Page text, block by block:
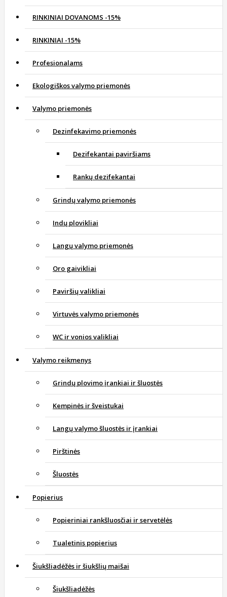
RINKINIAI DOVANOMS -15%
RINKINIAI -15%
Profesionalams
Ekologiškos valymo priemonės
Valymo priemonės
Dezinfekavimo priemonės
Dezifekantai paviršiams
Rankų dezifekantai
Grindų valymo priemonės
Indų plovikliai
Langų valymo priemonės
Oro gaivikliai
Paviršių valikliai
Virtuvės valymo priemonės
WC ir vonios valikliai
Valymo reikmenys
Grindų plovimo įrankiai ir šluostės
Kempinės ir šveistukai
Langų valymo šluostės ir įrankiai
Pirštinės
Šluostės
Popierius
Popieriniai rankšluosčiai ir servetėlės
Tualetinis popierius
Šiukšliadėžės ir šiukšlių maišai
Šiukšliadėžės